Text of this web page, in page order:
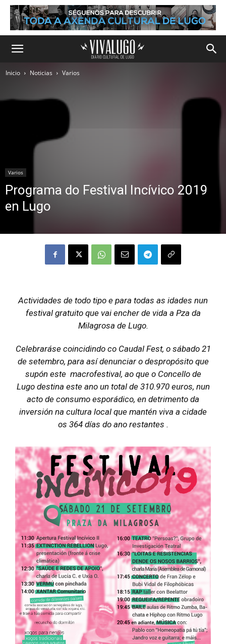
Inicio Noticias Varios
Varios
Programa do Festival Incívico 2019
en Lugo
Actividades de todo tipo e para todas as idades nun
festival gratuito que vai encher de vida a Pza da
Milagrosa de Lugo.
Celebraráse coincidindo co Caudal Fest, o sábado 21
de setembro, para así denunciar o despropósito que
supón este macrofestival, ao que o Concello de
Lugo destina este ano un total de 310.970 euros, nun
acto de consumo esporádico, en detrimento da
inversión na cultura local que mantén viva a cidade
os 364 días do ano restantes .